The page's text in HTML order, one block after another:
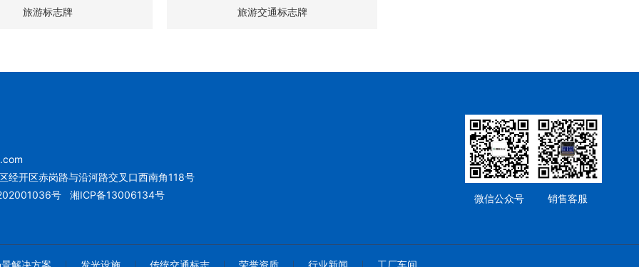
旅游标志牌 旅游交通标志牌
经开区赤岗路与沿河路交叉口西南角118号
号
湘ICP备13006134号 微信公众号 销售客服
解决方案 发光设施 传统交通标志 荣誉资质 行业新闻 工厂车间